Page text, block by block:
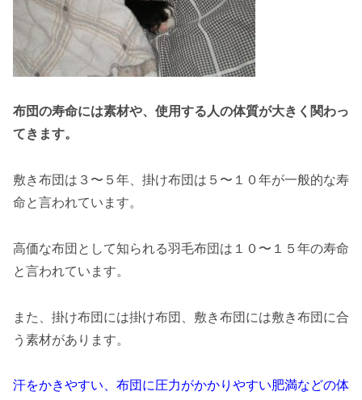
布団の寿命には素材や、使用する人の体質が大きく関わっ
てきます。
敷き布団は３〜５年、掛け布団は５〜１０年が一般的な寿
命と言われています。
高価な布団として知られる羽毛布団は１０〜１５年の寿命
と言われています。
また、掛け布団には掛け布団、敷き布団には敷き布団に合
う素材があります。
汗をかきやすい、布団に圧力がかかりやすい肥満などの体